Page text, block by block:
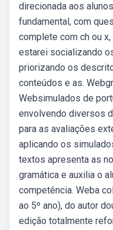
direcionada aos
fundamental, com
complete com ch ou
estarei socializando
priorizando os
conteúdos e as.
Websimulados de
envolvendo diversos
para as avaliações
aplicando os
textos apresenta as
gramática e auxilia o
competência. Weba
ao 5º ano), do autor
edição totalmente